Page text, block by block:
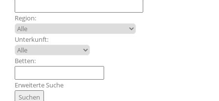
Region:
Unterkunft:
Betten:
Erweiterte Suche